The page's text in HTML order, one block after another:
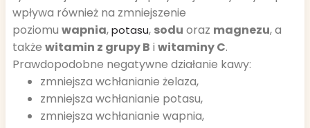
wpływa również na zmniejszenie
poziomu wapnia,potasu, sodu oraz magnezu, a
także witamin z grupy B i witaminy C.
Prawdopodobne negatywne działanie kawy:
zmniejsza wchłanianie żelaza,
zmniejsza wchłanianie potasu,
zmniejsza wchłanianie wapnia,